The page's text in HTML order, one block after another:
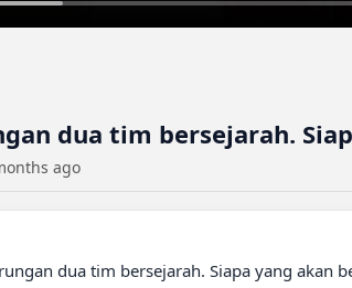
dua tim bersejarah.
ago